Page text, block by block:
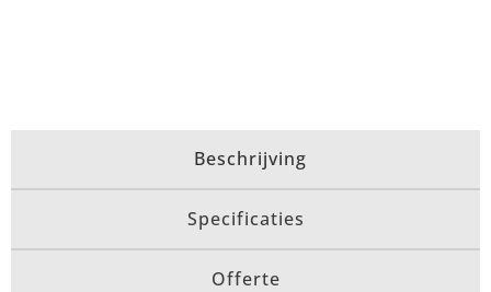
Beschrijving
Specificaties
Offerte